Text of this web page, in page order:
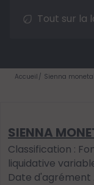
Tout sur la
Accueil Sienna
SIENNA
Classification :
liquidative
Date d'agrément